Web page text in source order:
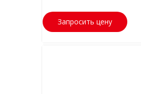
Запросить цену